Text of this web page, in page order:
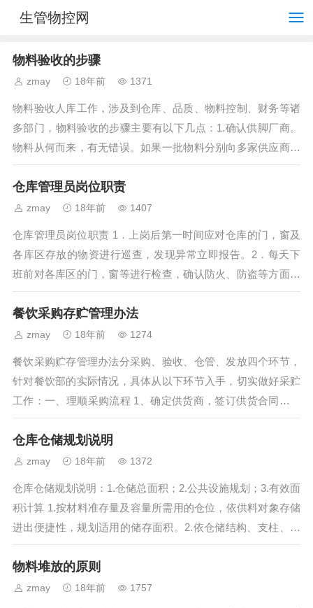
生管物控网
物料验收的步骤
zmay 18年前 1371
物料验收人库工作，涉及到仓库、品质、物料控制、财务等诸
多部门，物料验收的步骤主要有以下几点：1.确认供脚厂商。
物料从何而来，有无错误。如果一批物料分别向多家供应商采
购，或同时数种不同的物料进厂时，验收...
仓库管理员岗位职责
zmay 18年前 1407
仓库管理员岗位职责 1．上岗后第一时间应对仓库的门，窗及
各库区存放的物资进行巡查，发现异常立即报告。2．每天下
班前对各库区的门，窗等进行检查，确认防火、防盗等方面确
无隐患后才可离岗下班。 3．每天打...
餐饮采购存贮管理办法
zmay 18年前 1274
餐饮采购贮存管理办法分采购、验收、仓管、发放四个环节，
针对餐饮部的实际情况，具体从以下环节入手，切实做好采贮
工作：一、理顺采购流程 1、确定供货商，签订供货合同。供
货商类别：米油类、鸡鸭类、鱼类、海鲜...
仓库仓储规划说明
zmay 18年前 1372
仓库仓储规划说明：1.仓储总面积；2.公共设施规划；3.有效面
积计算 1.按材料准存量及容量所需用的仓位，依供料对象存储
进出便捷性，规划适用的储存面积。2.依仓储结构、支柱、楼
梯、走道、办公场所等。3...
物料堆放的原则
zmay 18年前 1757